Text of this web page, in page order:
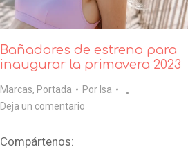
Bañadores de estreno para
inaugurar la primavera 2023
Marcas, Portada Por Isa
Deja un comentario
Compártenos: